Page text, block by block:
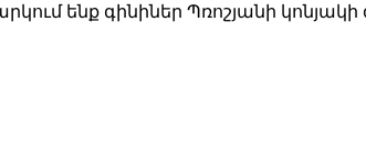
ենք գինիներ Պռոշյանի